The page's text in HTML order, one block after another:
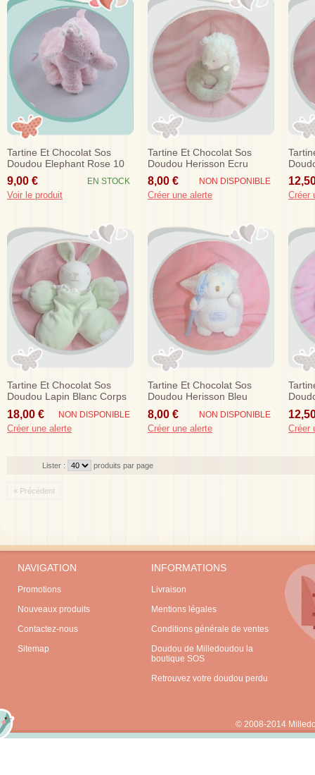
Tartine Et Chocolat Sos
Doudou Elephant Rose 10
Cm
9,00 € EN STOCK
Voir le produit
Tartine Et Chocolat Sos
Doudou Herisson Ecru
Blanc Rond Taupe Hochet
8,00 € NON DISPONIBLE
Créer une alerte
Cm
Créer
Tartine Et Chocolat Sos
Doudou Lapin Blanc Corps
Vert
18,00 € NON DISPONIBLE
Créer une alerte
Tartine Et Chocolat Sos
Doudou Herisson Bleu
Blanc Epuisette
8,00 € NON DISPONIBLE
Créer une alerte Créer
Lister : produits par page
« Précédent
NAVIGATION
Promotions
Nouveaux produits
Contactez-nous
Sitemap
INFORMATIONS
Livraison
Mentions légales
Conditions générale de ventes
Doudou de Milledoudou la
boutique SOS
Retrouvez votre doudou perdu
© 2008-2014